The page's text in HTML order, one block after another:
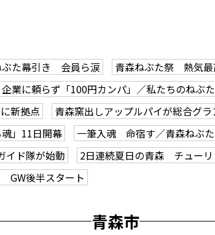
た幕引き 会員ら涙
青森ねぶた祭 熱気最
業に頼らず「100円カンパ」／私たちのねぶた
新拠点
青森窯出しアップルパイが総合グラ
」11日開幕
一筆入魂 命宿す／青森ねぶた
イド隊が始動
2日連続夏日の青森 チューリ
GW後半スタート
青森市